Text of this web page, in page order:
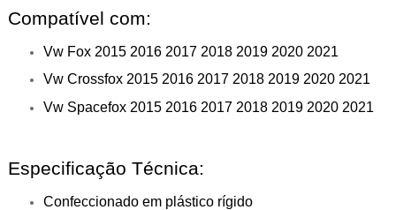
Compatível com:
Vw Fox 2015 2016 2017 2018 2019 2020 2021
Vw Crossfox 2015 2016 2017 2018 2019 2020 2021
Vw Spacefox 2015 2016 2017 2018 2019 2020 2021
Especificação Técnica:
Confeccionado em plástico rígido